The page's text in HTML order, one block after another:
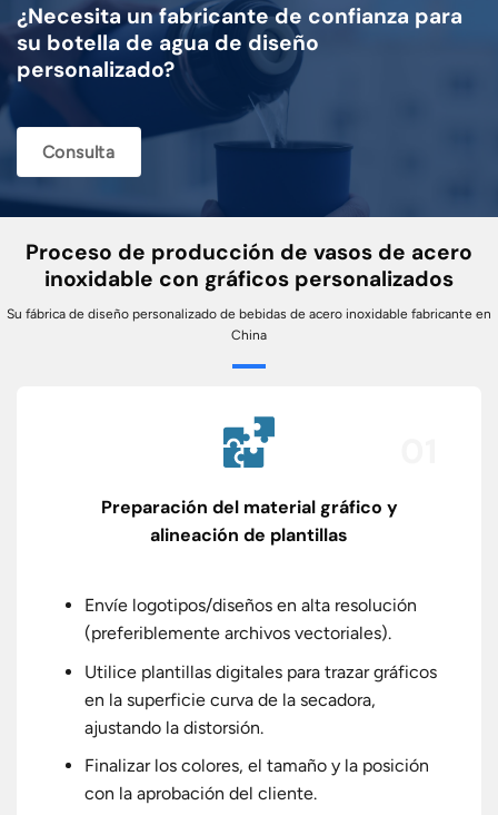
¿Necesita un fabricante de confianza para
su botella de agua de diseño
personalizado?
Consulta
Proceso de producción de vasos de acero
inoxidable con gráficos personalizados
Su fábrica de diseño personalizado de bebidas de acero inoxidable fabricante en
China
Preparación del material gráfico y
alineación de plantillas
Envíe logotipos/diseños en alta resolución
(preferiblemente archivos vectoriales).
Utilice plantillas digitales para trazar gráficos
en la superficie curva de la secadora,
ajustando la distorsión.
Finalizar los colores, el tamaño y la posición
con la aprobación del cliente.